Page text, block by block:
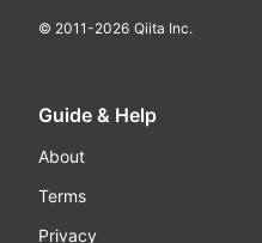
© 2011-2026 Qiita Inc.
Guide & Help
About
Terms
Privacy